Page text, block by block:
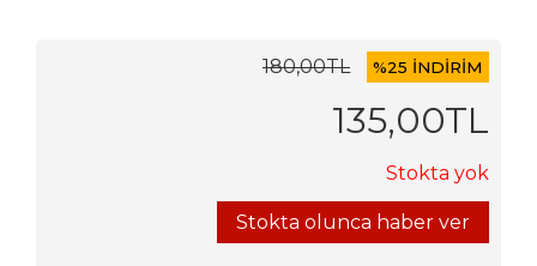
180,00TL %25 İNDİRİM
135,00TL
Stokta yok
Stokta olunca haber ver